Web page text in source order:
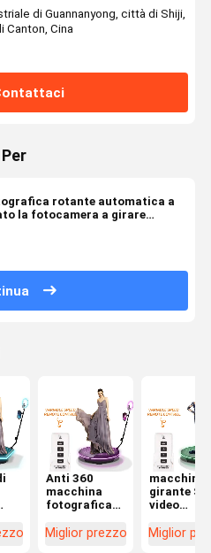
di Guannanyong, città di Shiji,
Canton, Cina
rotante automatica a
la fotocamera a girare
Anti 360
macchina
fotografica
d'agitazione
Miglior prezzo
macchina
girante
video
della
Miglior